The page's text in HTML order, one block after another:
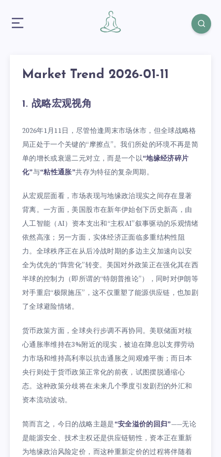
Market Trend 2026-01-11
1. 战略宏观视角
2026年1月11日，尽管恰逢周末市场休市，但全球战略格
局正处于一个关键的“摩擦点”。我们所处的环境不再是简
单的增长或衰退二元对立，而是一个以“地缘经济碎片
化”与“粘性通胀”共存为特征的复杂周期。
从宏观层面看，市场表现与地缘政治现实之间存在显著
背离。一方面，美国股市在新年伊始创下历史新高，由
人工智能（AI）资本支出和“主权AI”叙事驱动的乐观情绪
依然高涨；另一方面，实体经济正面临多重结构性阻
力。全球秩序正在从后冷战时期的多边主义加速向以安
全为优先的“阵营化”转变。美国对外政策正在强化其在西
半球的控制力（即所谓的“特朗普推论”），同时对伊朗等
对手重启“极限施压”，这不仅重塑了能源供应链，也加剧
了全球避险情绪。
货币政策方面，全球央行步调不再协同。美联储面对核
心通胀率维持在3%附近的现实，被迫在降息以支撑劳动
力市场和维持高利率以抗击通胀之间艰难平衡；而日本
央行则处于货币政策正常化的前夜，试图摆脱通缩心
态。这种政策分歧将在未来几个季度引发剧烈的外汇和
资本流动波动。
简而言之，今日的战略主题是“安全溢价的回归”——无论
是能源安全、技术主权还是供应链韧性，资本正在重新
为地缘政治风险定价，而这种重新定价的过程将伴随着